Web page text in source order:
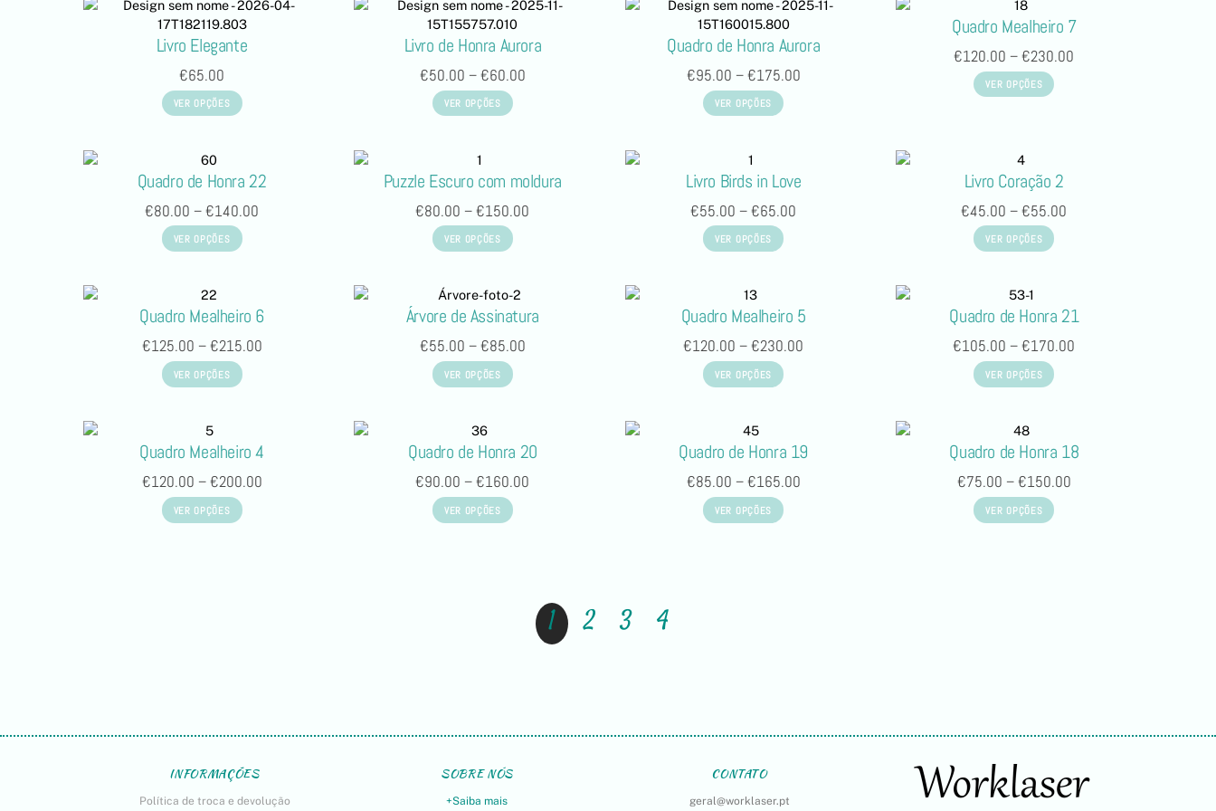
Livro Elegante
€65.00
VER OPÇÕES
Livro de Honra Aurora
€50.00 –€60.00
VER OPÇÕES
Quadro de Honra Aurora
€95.00 –€175.00
VER OPÇÕES
Quadro Mealheiro 7
€120.00 –€230.00
VER OPÇÕES
Quadro de Honra 22
€80.00 –€140.00
VER OPÇÕES
Puzzle Escuro com moldura
€80.00 –€150.00
VER OPÇÕES
Livro Birds in Love
€55.00 –€65.00
VER OPÇÕES
Livro Coração 2
€45.00 –€55.00
VER OPÇÕES
Quadro Mealheiro 6
€125.00 –€215.00
VER OPÇÕES
Árvore de Assinatura
€55.00 –€85.00
VER OPÇÕES
Quadro Mealheiro 5
€120.00 –€230.00
VER OPÇÕES
Quadro de Honra 21
€105.00 –€170.00
VER OPÇÕES
Quadro Mealheiro 4
€120.00 –€200.00
VER OPÇÕES
Quadro de Honra 20
€90.00 –€160.00
VER OPÇÕES
Quadro de Honra 19
€85.00 –€165.00
VER OPÇÕES
Quadro de Honra 18
€75.00 –€150.00
VER OPÇÕES
1 2 3 4
INFORMAÇÕES
Política de troca e devolução
SOBRE NÓS
+Saiba mais
CONTATO
geral@worklaser.pt